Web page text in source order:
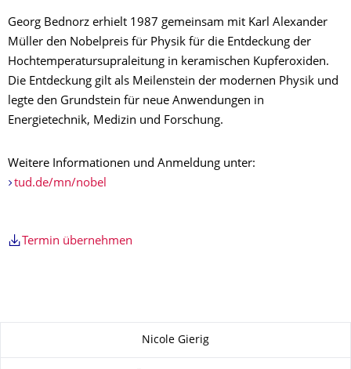
Georg Bednorz erhielt 1987 gemeinsam mit Karl Alexander
Müller den Nobelpreis für Physik für die Entdeckung der
Hochtemperatursupraleitung in keramischen Kupferoxiden.
Die Entdeckung gilt als Meilenstein der modernen Physik und
legte den Grundstein für neue Anwendungen in
Energietechnik, Medizin und Forschung.
Weitere Informationen und Anmeldung unter:
tud.de/mn/nobel
Termin übernehmen
Nicole Gierig